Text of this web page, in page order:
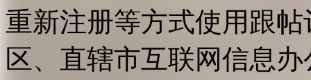
重新注册等方式使用跟
区、直辖市互联网信息